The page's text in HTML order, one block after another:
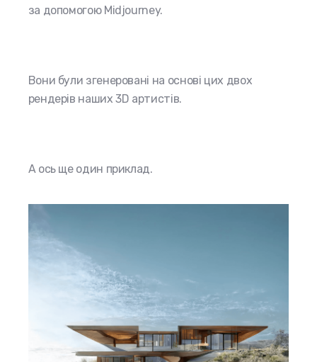
за допомогою Midjourney.
Вони були згенеровані на основі цих двох
рендерів наших 3D артистів.
А ось ще один приклад.